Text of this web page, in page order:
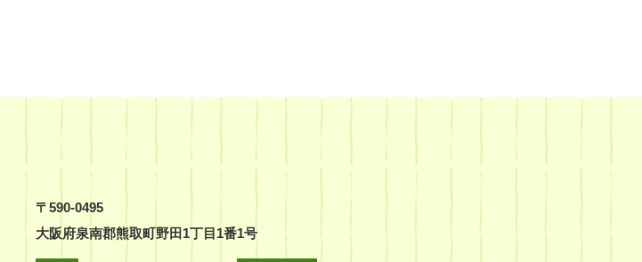
〒590-0495
大阪府泉南郡熊取町野田1丁目1番1号